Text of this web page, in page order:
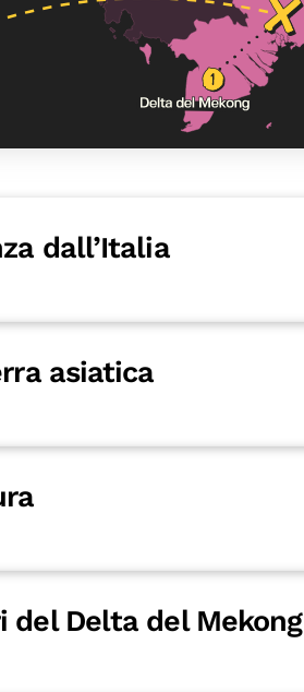
dall’Italia
asiatica
del Delta del Mekong